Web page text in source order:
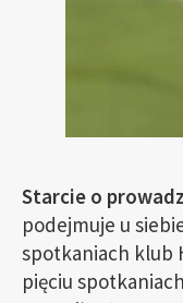
Starcie o
podejmuje u
spotkaniach klub
pięciu